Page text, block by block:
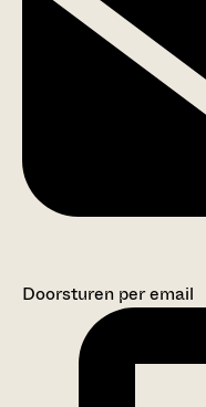
Doorsturen per email